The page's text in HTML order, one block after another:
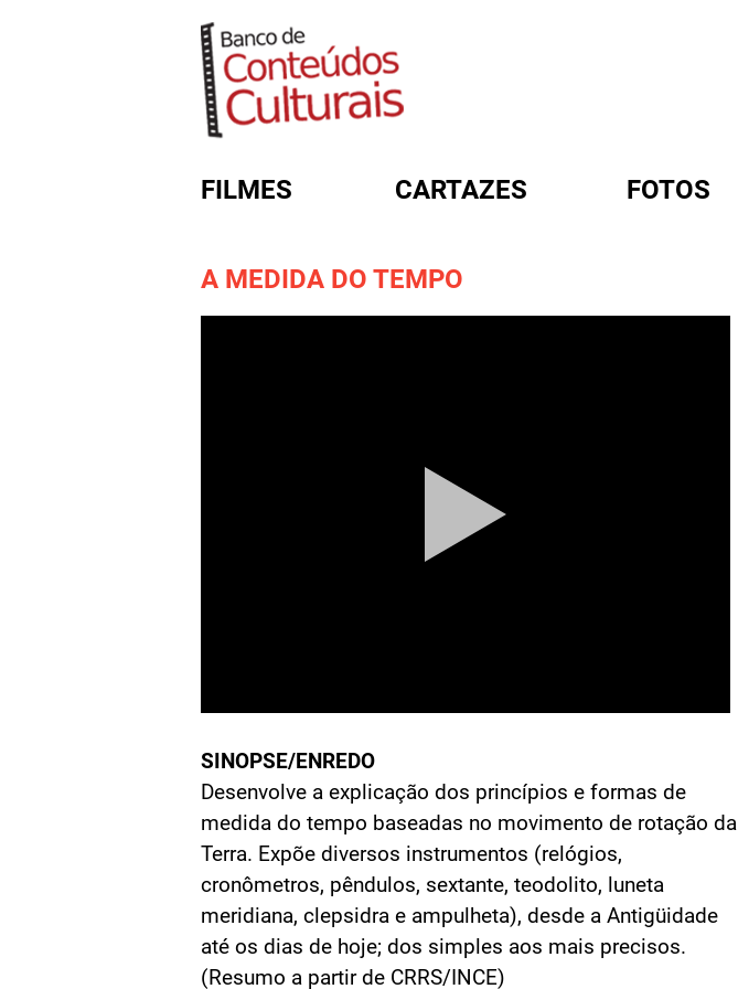
FILMES CARTAZES FOTOS
A MEDIDA DO TEMPO
SINOPSE/ENREDO
Desenvolve a explicação dos princípios e formas de
medida do tempo baseadas no movimento de rotação da
Terra. Expõe diversos instrumentos (relógios,
cronômetros, pêndulos, sextante, teodolito, luneta
meridiana, clepsidra e ampulheta), desde a Antigüidade
até os dias de hoje; dos simples aos mais precisos.
(Resumo a partir de CRRS/INCE)